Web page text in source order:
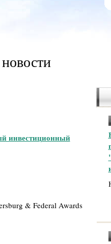
инвестиционный
& Federal Awards